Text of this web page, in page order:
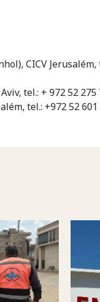
CICV Jerusalém,
tel.: + 972 52 275
tel.: +972 52 601